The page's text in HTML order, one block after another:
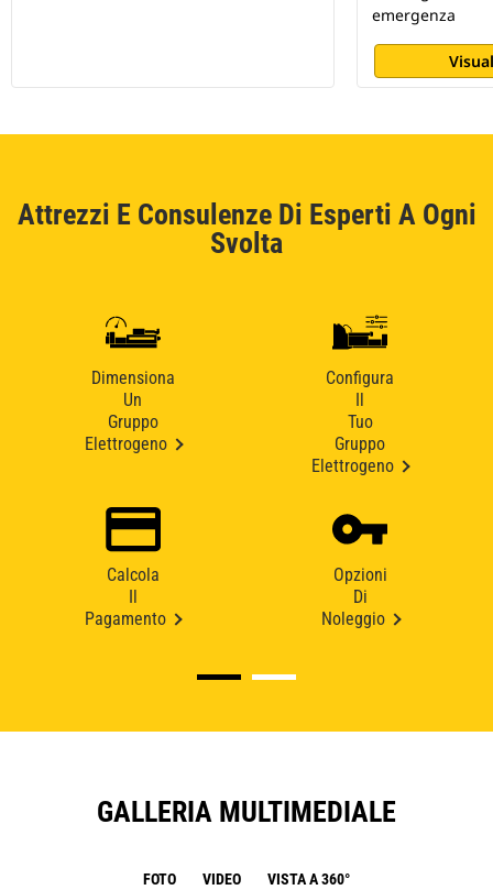
emergenza
Attrezzi E Consulenze Di Esperti A Ogni
Svolta
Dimensiona
Un
Gruppo
Elettrogeno
Configura
Tuo
Gruppo
Elettrogeno
Calcola
Pagamento
Opzioni
Di
Noleggio
GALLERIA MULTIMEDIALE
FOTO VIDEO VISTA A 360°